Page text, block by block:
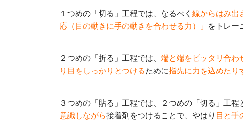
１つめの「切る」工程では、なるべく 線からはみ出
応（目の動きに手の動きを合わせる力）」 をトレー
２つめの「折る」工程では、 端と端をピッタリ合わ
り目をしっかりとつけるために指先に力を込めたり
３つめの「貼る」工程では、２つめの「切る」工程
意識しながら接着剤をつけることで、やはり 目と手